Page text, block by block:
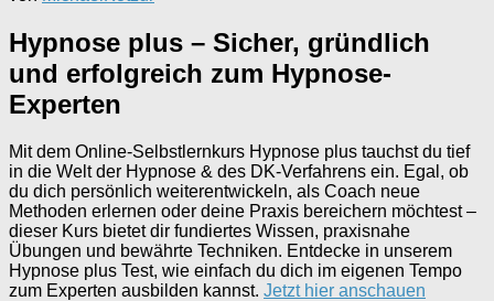
Hypnose plus – Sicher, gründlich
und erfolgreich zum Hypnose-
Experten
Mit dem Online-Selbstlernkurs Hypnose plus tauchst du tief
in die Welt der Hypnose & des DK-Verfahrens ein. Egal, ob
du dich persönlich weiterentwickeln, als Coach neue
Methoden erlernen oder deine Praxis bereichern möchtest –
dieser Kurs bietet dir fundiertes Wissen, praxisnahe
Übungen und bewährte Techniken. Entdecke in unserem
Hypnose plus Test, wie einfach du dich im eigenen Tempo
zum Experten ausbilden kannst. Jetzt hier anschauen